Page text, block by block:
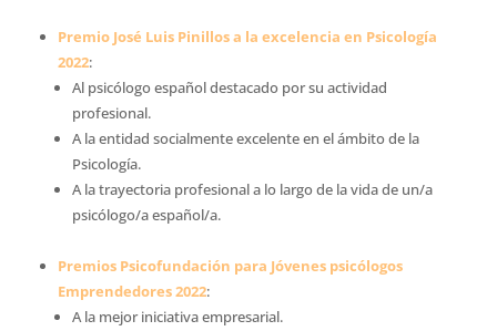
Premio José Luis Pinillosa la excelencia en Psicología
2022:
Al psicólogo español destacado por su actividad
profesional.
A la entidad socialmente excelente en el ámbito de la
Psicología.
A la trayectoria profesional a lo largo de la vida de un/a
psicólogo/a español/a.
Premios Psicofundación para Jóvenes psicólogos
Emprendedores 2022:
A la mejor iniciativa empresarial.